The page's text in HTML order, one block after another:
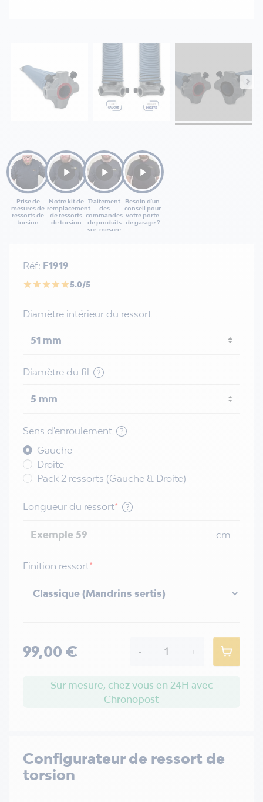
Prise de
mesures de
ressorts de
torsion
Notre kit de
remplacement
de ressorts
de torsion
Traitement
des
commandes
de produits
sur-mesure
Besoin d'un
conseil pour
votre porte
de garage ?
Configurateur de ressort de
torsion
Réf: F1919
star star star star star5.0/5
Diamètre intérieur du ressort
Diamètre du fil
Sens d'enroulement
Gauche
Droite
Pack 2 ressorts (Gauche & Droite)
Longueur du ressort*
cm
Finition ressort*
99,00 € - +
Sur mesure, chez vous en 24H avec
Chronopost